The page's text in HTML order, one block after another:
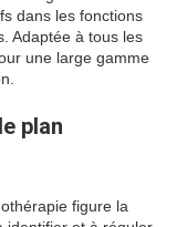
dans les fonctions
Adaptée à tous les
une large gamme
plan
figure la